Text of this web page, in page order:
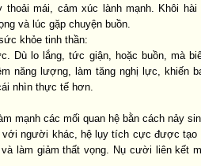
mái, cảm xúc lành mạnh. Khôi
và lúc gặp chuyện buồn.
khỏe tinh thần:
Dù lo lắng, tức giận, hoặc buồn, mà
năng lượng, làm tăng nghị lực, khiến
nhìn thực tế hơn.
mạnh các mối quan hệ bằn cách nảy
người khác, hệ lụy tích cực được tạo
làm giảm thất vọng. Nụ cười liên kết